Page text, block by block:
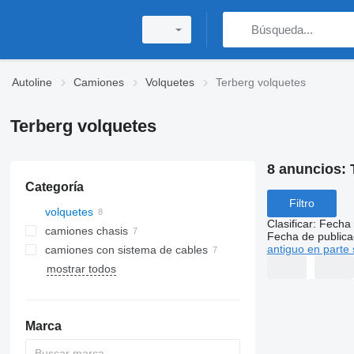
Autoline Camiones Volquetes Terberg volquetes
Terberg volquetes
Categoría
volquetes
camiones chasis
camiones con sistema de cables
mostrar todos
Marca
8 anuncios:
Filtro
Clasificar: Fecha
Fecha de
antiguo en parte